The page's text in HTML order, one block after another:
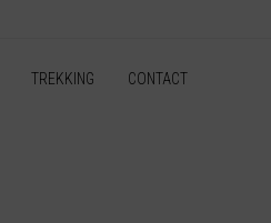
TREKKING CONTACT